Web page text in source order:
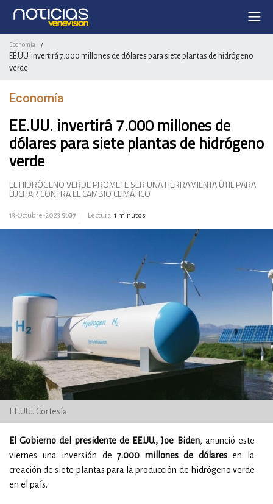
Economía /
EE.UU. invertirá 7.000 millones de dólares para siete plantas de hidrógeno
verde
Economía
EE.UU. invertirá 7.000 millones de
dólares para siete plantas de hidrógeno
verde
EL HIDRÓGENO VERDE PROMETE SER UNA HERRAMIENTA ÚTIL PARA
LUCHAR CONTRA EL CAMBIO CLIMÁTICO
13-Octubre-2023 9:07 Lectura: 1 minutos
EE.UU.. Cortesía
El Gobierno del presidente de EE.UU., Joe Biden, anunció este
viernes una inversión de 7.000 millones de dólaresen la
creación de siete plantas para la producción de hidrógeno verde
en el país.